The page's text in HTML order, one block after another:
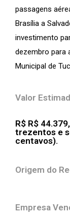
passagens
Brasília a
investimento
dezembro para
Municipal de
Valor
R$ R$
trezentos e
centavos).
Origem do
Empresa